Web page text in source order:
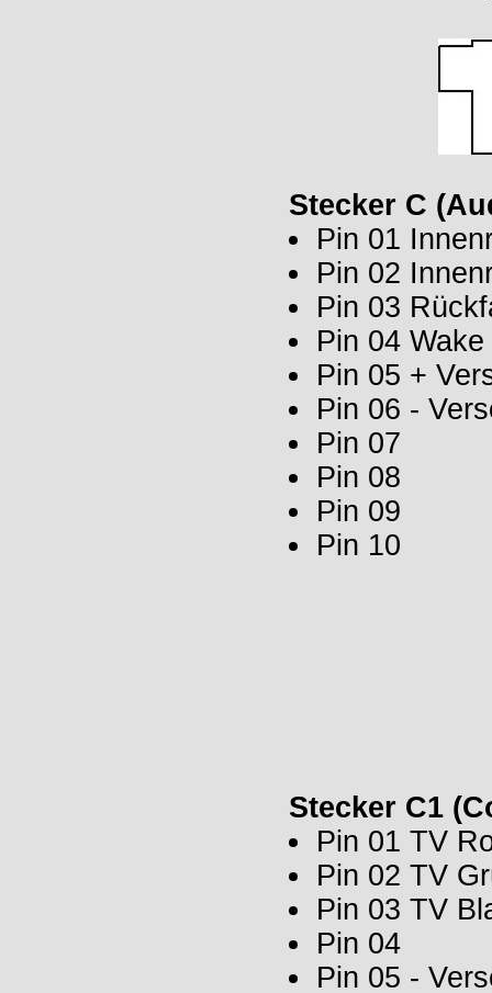
Stecker C
Pin 01
Pin 02
Pin 03
Pin 04
Pin 05 +
Pin 06 -
Pin 07
Pin 08
Pin 09
Pin 10
Stecker C1
Pin 01 TV
Pin 02 TV
Pin 03 TV
Pin 04
Pin 05 -